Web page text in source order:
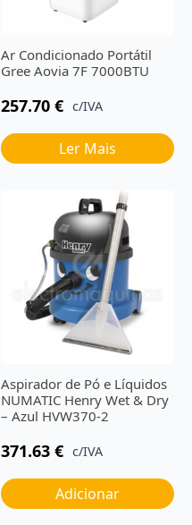
Ar Condicionado Portátil
Gree Aovia 7F 7000BTU
257.70 € c/IVA
Ler Mais
Aspirador de Pó e Líquidos
NUMATIC Henry Wet & Dry
– Azul HVW370-2
371.63 € c/IVA
Adicionar